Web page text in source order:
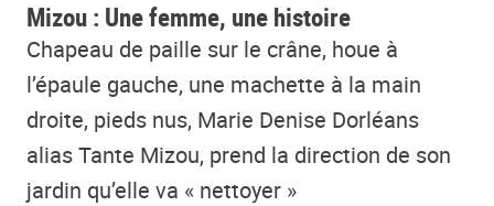
Mizou : Une femme, une histoire
Chapeau de paille sur le crâne, houe à
l’épaule gauche, une machette à la main
droite, pieds nus, Marie Denise Dorléans
alias Tante Mizou, prend la direction de son
jardin qu’elle va « nettoyer »